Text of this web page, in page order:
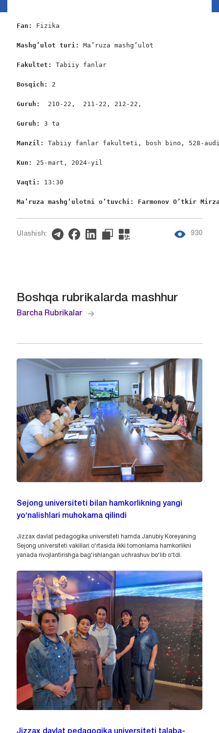
Fan: Fizika
Mashg’ulot turi: Ma’ruza mashg’ulot
Fakultet: Tabiiy fanlar
Bosqich: 2
Guruh: 210-22,  211-22, 212-22,
Guruh: 3 ta
Manzil: Tabiiy fanlar fakulteti, bosh bino, 528-
Kun: 25-mart, 2024-yil
Vaqti: 13:30
Ma’ruza mashgʻulotni oʻtuvchi: Farmonov O’tkir
Ulashish: 930
Boshqa rubrikalarda mashhur
Barcha Rubrikalar
Sejong universiteti bilan hamkorlikning yangi
yo‘nalishlari muhokama qilindi
Jizzax davlat pedagogika universiteti hamda Janubiy Koreyaning
Sejong universiteti vakillari o‘rtasida ikki tomonlama hamkorlikni
yanada rivojlantirishga bag‘ishlangan uchrashuv bo‘lib o‘tdi.
Jizzax davlat pedagogika universiteti talaba-